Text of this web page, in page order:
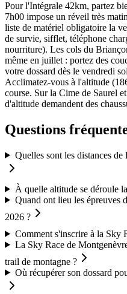
Pour l'Intégrale 42km, partez
7h00 impose un réveil très
liste de matériel obligatoire la
de survie, sifflet, téléphone
nourriture). Les cols du
même en juillet : portez des
votre dossard dès le vendredi
Acclimatez-vous à l'altitude
course. Sur la Cime de Saurel
d'altitude demandent des
Questions
Quelles sont les distances
À quelle altitude se déroule
Quand ont lieu les épreuves
2026 ?
Comment s'inscrire à la Sky
La Sky Race de
trail de montagne ?
Où récupérer son dossard